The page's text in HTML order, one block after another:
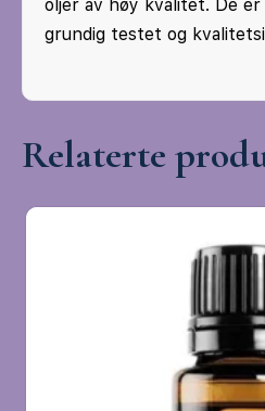
oljer av høy kvalitet. De
grundig testet og
Relaterte